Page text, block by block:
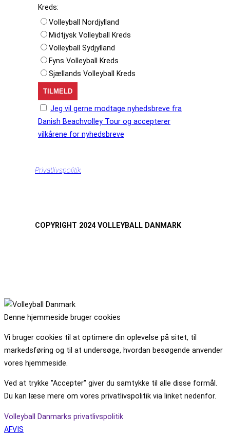
Kreds:
Volleyball Nordjylland
Midtjysk Volleyball Kreds
Volleyball Sydjylland
Fyns Volleyball Kreds
Sjællands Volleyball Kreds
Jeg vil gerne modtage nyhedsbreve fra
Danish Beachvolley Tour og accepterer
vilkårene for nyhedsbreve
Privatlivspolitik
COPYRIGHT 2024 VOLLEYBALL DANMARK
Denne hjemmeside bruger cookies
Vi bruger cookies til at optimere din oplevelse på sitet, til
markedsføring og til at undersøge, hvordan besøgende anvender
vores hjemmeside.
Ved at trykke "Accepter" giver du samtykke til alle disse formål.
Du kan læse mere om vores privatlivspolitik via linket nedenfor.
Volleyball Danmarks privatlivspolitik
AFVIS